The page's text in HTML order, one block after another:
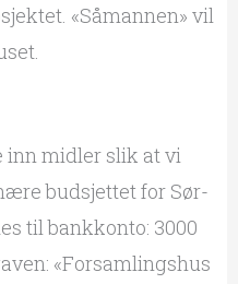
«Såmannen» vil
inn midler slik at vi
budsjettet for Sør-
til bankkonto: 3000
«Forsamlingshus